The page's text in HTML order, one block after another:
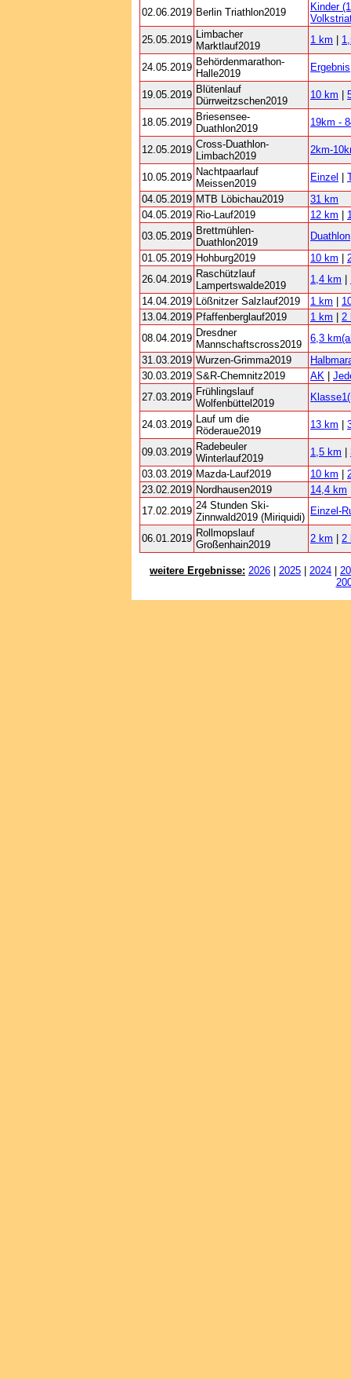
02.06.2019 Berlin Triathlon2019
Kinder
25.05.2019 Limbacher
Marktlauf2019
1 km
24.05.2019 Behördenmarathon-
Halle2019
Ergebnis
19.05.2019 Blütenlauf
Dürrweitzschen2019
10 km
18.05.2019 Briesensee-
Duathlon2019
19km -
12.05.2019 Cross-Duathlon-
Limbach2019
2km-
10.05.2019 Nachtpaarlauf
Meissen2019
Einzel
04.05.2019 MTB Löbichau2019
31 km
04.05.2019 Rio-Lauf2019 12 km
03.05.2019 Brettmühlen-
Duathlon2019
Duathlon
01.05.2019 Hohburg2019 10 km
26.04.2019 Raschützlauf
Lampertswalde2019
1,4 km
14.04.2019 Lößnitzer Salzlauf2019 1 km
13.04.2019 Pfaffenberglauf2019 1 km
2
08.04.2019 Dresdner
Mannschaftscross2019
6,3
31.03.2019 Wurzen-Grimma2019
30.03.2019 S&R-Chemnitz2019 AK
27.03.2019 Frühlingslauf
Wolfenbüttel2019
24.03.2019 Lauf um die
Röderaue2019
13 km
09.03.2019 Radebeuler
Winterlauf2019
1,5 km
03.03.2019 Mazda-Lauf2019 10 km
23.02.2019 Nordhausen2019 14,4 km
17.02.2019 24 Stunden Ski-
Zinnwald2019 (Miriquidi)
Einzel-
06.01.2019 Rollmopslauf
Großenhain2019
2 km 2
weitere Ergebnisse: 2026 2025 2024